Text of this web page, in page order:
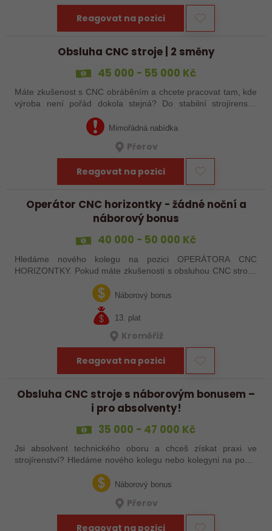
Reagovat na pozici
Obsluha CNC stroje | 2 směny
45 000 - 55 000 Kč
Máte zkušenost s CNC obráběním a chcete pracovat tam, kde
výroba není pořád dokola stejná? Do stabilní strojírenské
zakázkovou výrobu. Čeká Vás…Mimořádná nabídka
Přerov
Reagovat na pozici
Operátor CNC horizontky - žádné noční a
náborový bonus
40 000 - 50 000 Kč
Hledáme nového kolegu na pozici OPERÁTORA CNC
HORIZONTKY. Pokud máte zkušenosti s obsluhou CNC strojů,
orientujete se ve výkresové dokumentaci a máte chuť naučit se
něco nového, pak jste ideálním…Náborový bonus
13. plat
Kroměříž
Reagovat na pozici
Obsluha CNC stroje s náborovým bonusem –
i pro absolventy!
35 000 - 47 000 Kč
Jsi absolvent technického oboru a chceš získat praxi ve
strojírenství? Hledáme nového kolegu nebo kolegyni na pozici
obsluhy strojů – pokud tě láká práce ve výrobě, kde se něco
skutečně tvoří, rádi…
Náborový bonus
Přerov
Reagovat na pozici